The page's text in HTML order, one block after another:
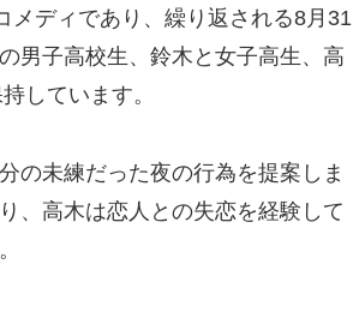
メディであり、繰り返される8月31
男子高校生、鈴木と女子高生、高
しています。
の未練だった夜の行為を提案しま
、高木は恋人との失恋を経験して